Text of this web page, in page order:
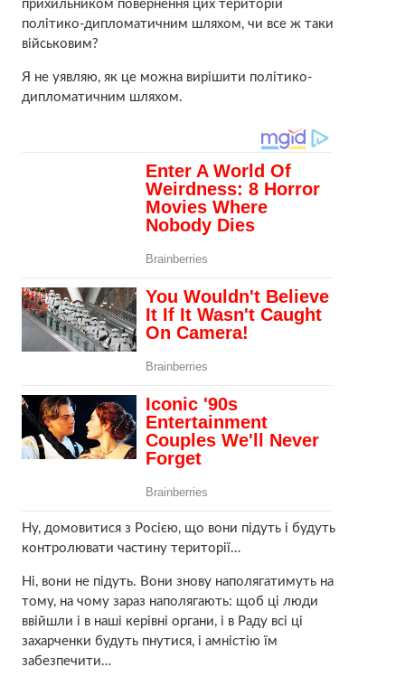
прихильником повернення цих територій
політико-дипломатичним шляхом, чи все ж таки
військовим?
Я не уявляю, як це можна вирішити політико-
дипломатичним шляхом.
Ну, домовитися з Росією, що вони підуть і будуть
контролювати частину території…
Ні, вони не підуть. Вони знову наполягатимуть на
тому, на чому зараз наполягають: щоб ці люди
ввійшли і в наші керівні органи, і в Раду всі ці
захарченки будуть пнутися, і амністію їм
забезпечити…